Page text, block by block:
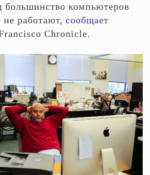
большинство компьютеров
работают, сообщает
Chronicle.